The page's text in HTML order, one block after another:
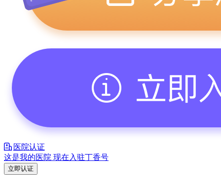
医院认证
这是我的医院 现在入驻丁香号
立即认证